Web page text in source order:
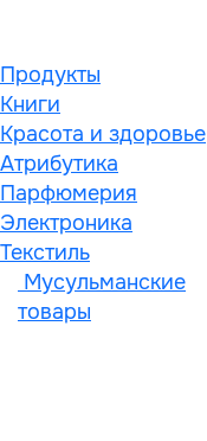
Продукты
Книги
Красота и здоровье
Атрибутика
Парфюмерия
Электроника
Текстиль
Мусульманские
товары